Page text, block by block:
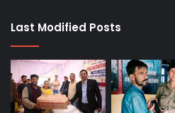
Last Modified Posts